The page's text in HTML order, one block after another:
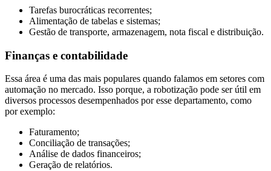
Tarefas burocráticas recorrentes;
Alimentação de tabelas e sistemas;
Gestão de transporte, armazenagem, nota fiscal e distribuição.
Finanças e contabilidade
Essa área é uma das mais populares quando falamos em setores com
automação no mercado. Isso porque, a robotização pode ser útil em
diversos processos desempenhados por esse departamento, como
por exemplo:
Faturamento;
Conciliação de transações;
Análise de dados financeiros;
Geração de relatórios.